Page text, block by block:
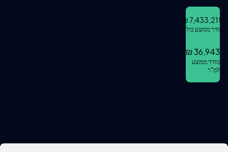
7,433,215
₪
מחיר ממוצע כולל
36,943
₪
מחיר ממוצע
למ"ר